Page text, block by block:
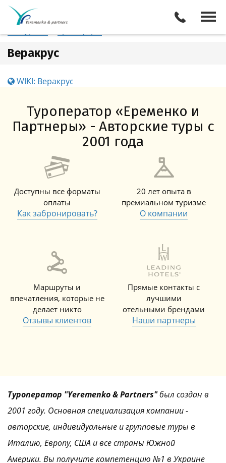
Мексика
Все туры
Веракрус
WIKI: Веракрус
Туроператор «Еременко и
Партнеры» - Авторские туры с
2001 года
Доступны все форматы
оплаты
Как забронировать?
20 лет опыта в
премиальном туризме
О компании
Маршруты и
впечатления, которые не
делает никто
Отзывы клиентов
Прямые контакты с
лучшими
отельными брендами
Наши партнеры
Туроператор "Yeremenko & Partners"был создан в
2001 году. Основная специализация компании -
авторские, индивидуальные и групповые туры в
Италию, Европу, США и все страны Южной
Америки. Вы получите компетенцию №1 в Украине